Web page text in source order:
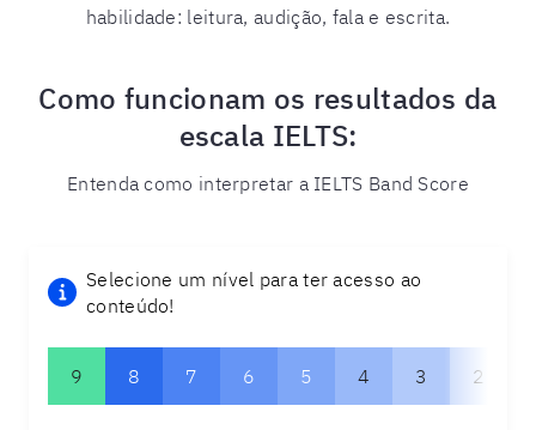
habilidade: leitura, audição, fala e escrita.
Como funcionam os resultados da
escala IELTS:
Entenda como interpretar a IELTS Band Score
Selecione um nível para ter acesso ao
conteúdo!
9 8 7 6 5 4 3 2